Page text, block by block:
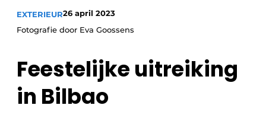
EXTERIEUR26 april 2023
Fotografie door Eva Goossens
Feestelijke uitreiking
in Bilbao